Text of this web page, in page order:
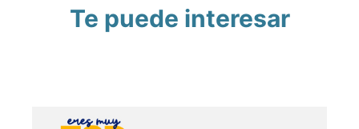
Te puede interesar